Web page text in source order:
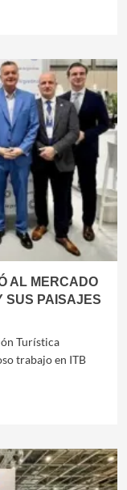
AL MERCADO
SUS PAISAJES
Turística
trabajo en ITB